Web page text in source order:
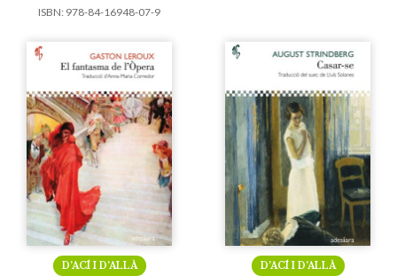
ISBN: 978-84-16948-07-9
D’ACÍ I D’ALLÀ D’ACÍ I D’ALLÀ